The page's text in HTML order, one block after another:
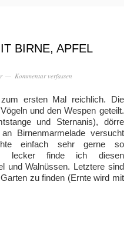
BIRNE, APFEL
Kommentar verfassen
ersten Mal reichlich. Die
und den Wespen geteilt.
und Sternanis), dörre
Birnenmarmelade versucht
einfach sehr gerne so
lecker finde ich diesen
und Walnüssen. Letztere sind
zu finden (Ernte wird mit